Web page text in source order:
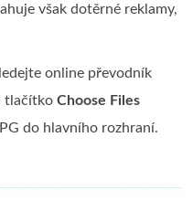
však dotěrné reklamy,
online převodník
tlačítkoChoose Files
do hlavního rozhraní.